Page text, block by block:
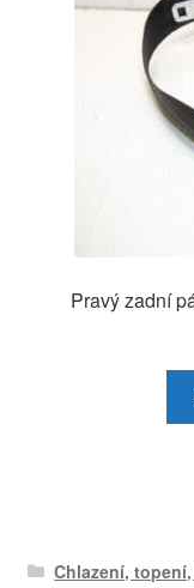
Pravý zadní
Chlazení,